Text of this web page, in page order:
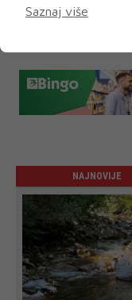
jedinka za sebe,
ako se potrudi
NAJNOVIJE
Saznaj više